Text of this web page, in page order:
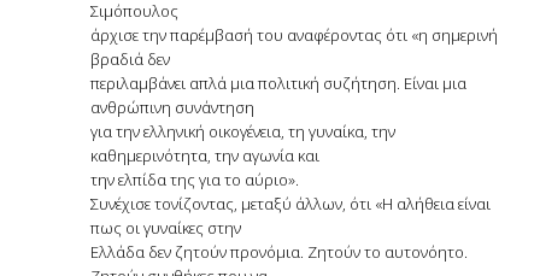
Σιμόπουλος
άρχισε την παρέμβασή του αναφέροντας ότι «η σημερινή
βραδιά δεν
περιλαμβάνει απλά μια πολιτική συζήτηση. Είναι μια
ανθρώπινη συνάντηση
για την ελληνική οικογένεια, τη γυναίκα, την
καθημερινότητα, την αγωνία και
την ελπίδα της για το αύριο».
Συνέχισε τονίζοντας, μεταξύ άλλων, ότι «Η αλήθεια είναι
πως οι γυναίκες στην
Ελλάδα δεν ζητούν προνόμια. Ζητούν το αυτονόητο.